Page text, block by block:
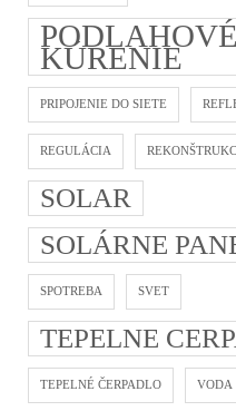
PODLAHOVÉ
KÚRENIE
PRIPOJENIE DO SIETE
REGULÁCIA
SOLAR
SOLÁRNE
SPOTREBA SVET
TEPELNE
TEPELNÉ ČERPADLO VODA